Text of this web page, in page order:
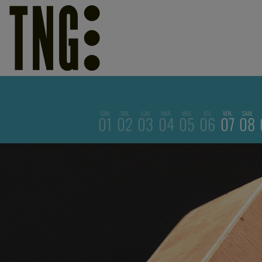
SAM.
01 DIM.
02 LUN.
03 MAR.
04 MER.
05 JEU.
06 VEN.
07 SAM.
08